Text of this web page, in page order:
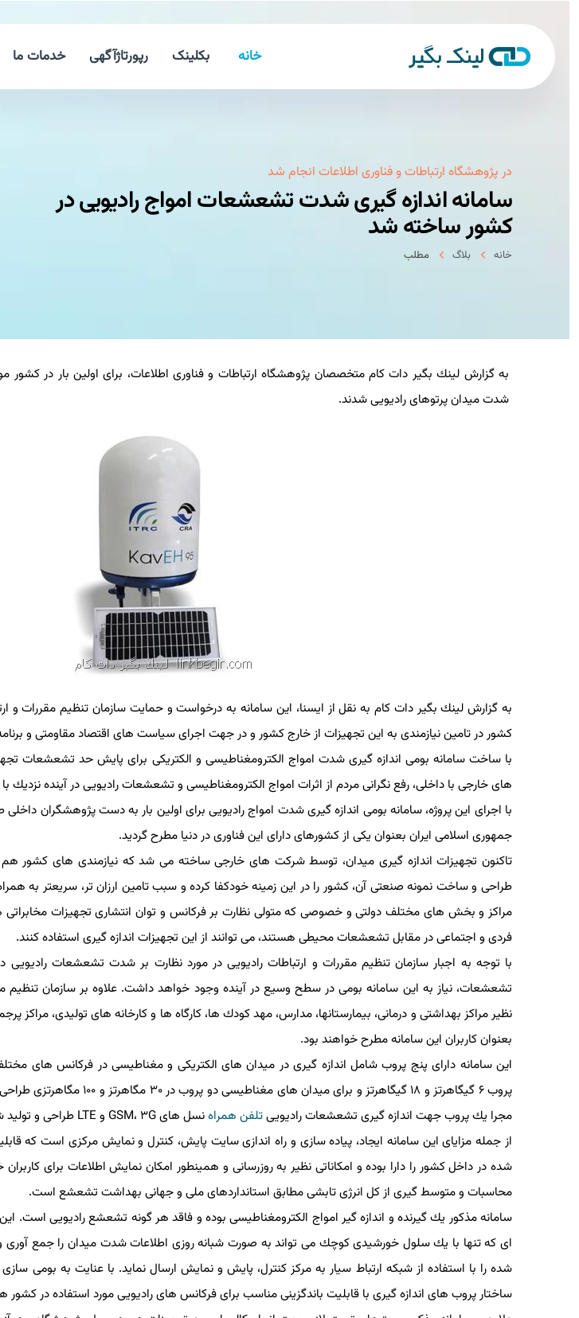
خانه بکلینک رپورتاژآگهی خدمات ما
در پژوهشگاه ارتباطات و فناوری اطلاعات انجام شد
سامانه اندازه گیری شدت تشعشعات امواج رادیویی در
كشور ساخته شد
خانه بلاگ مطلب
به گزارش لینك بگیر دات كام متخصصان پژوهشگاه ارتباطات و فناوری اطلاعات، برای اولین بار در كشور
شدت میدان پرتوهای رادیویی شدند.
به گزارش لینك بگیر دات كام به نقل از ایسنا، این سامانه به درخواست و حمایت سازمان تنظیم مقررات و
كشور در تامین نیازمندی به این تجهیزات از خارج كشور و در جهت اجرای سیاست های اقتصاد مقاومتی و
با ساخت سامانه بومی اندازه گیری شدت امواج الكترومغناطیسی و الكتریكی برای پایش حد تشعشعات
های خارجی با داخلی، رفع نگرانی مردم از اثرات امواج الكترومغناطیسی و تشعشعات رادیویی در آینده نزدیك
با اجرای این پروژه، سامانه بومی اندازه گیری شدت امواج رادیویی برای اولین بار به دست پژوهشگران
جمهوری اسلامی ایران بعنوان یكی از كشورهای دارای این فناوری در دنیا مطرح گردید.
تاكنون تجهیزات اندازه گیری میدان، توسط شركت های خارجی ساخته می شد كه نیازمندی های كشور هم با
طراحی و ساخت نمونه صنعتی آن، كشور را در این زمینه خودكفا كرده و سبب تامین ارزان تر، سریعتر به همراه
مراكز و بخش های مختلف دولتی و خصوصی كه متولی نظارت بر فركانس و توان انتشاری تجهیزات
فردی و اجتماعی در مقابل تشعشعات محیطی هستند، می توانند از این تجهیزات اندازه گیری استفاده كنند.
با توجه به اجبار سازمان تنظیم مقررات و ارتباطات رادیویی در مورد نظارت بر شدت تشعشعات
تشعشعات، نیاز به این سامانه بومی در سطح وسیع در آینده وجود خواهد داشت. علاوه بر سازمان تنظیم
نظیر مراكز بهداشتی و درمانی، بیمارستانها، مدارس، مهد كودك ها، كارگاه ها و كارخانه های تولیدی، مراكز
بعنوان كاربران این سامانه مطرح خواهند بود.
این سامانه دارای پنج پروب شامل اندازه گیری در میدان های الكتریكی و مغناطیسی در فركانس های
پروب ۶ گیگاهرتز و ۱۸ گیگاهرتز و برای میدان
مجرا یك پروب جهت اندازه گیری تشعشعات رادیوییتلفن همراهنسل های GSM، ۳G و LTE طراحی و تولید شده است.
از جمله مزایای این سامانه ایجاد، پیاده سازی و راه اندازی سایت پایش، كنترل و نمایش مركزی است كه
شده در داخل كشور را دارا بوده و امكاناتی نظیر به روزرسانی و همینطور امكان نمایش اطلاعات برای
محاسبات و متوسط گیری از كل انرژی تابشی مطابق استانداردهای ملی و جهانی بهداشت تشعشع است.
سامانه مذكور یك گیرنده و اندازه گیر امواج الكترومغناطیسی بوده و فاقد هر گونه تشعشع رادیویی است.
ای كه تنها با یك سلول خورشیدی كوچك می تواند به صورت شبانه روزی اطلاعات شدت میدان را جمع
شده را با استفاده از شبكه ارتباط سیار به مركز كنترل، پایش و نمایش ارسال نماید. با عنایت به بومی سازی
ساختار پروب های اندازه گیری با قابلیت باندگزینی مناسب برای فركانس های رادیویی مورد استفاده در